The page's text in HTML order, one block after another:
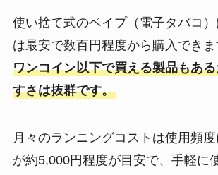
使い捨て式のベイプ（電子タバコ
は最安で数百円程度から購入できま
ワンコイン以下で買える製品もあ
すさは抜群です。
月々のランニングコストは使用頻
が約5,000円程度が目安で、手軽に